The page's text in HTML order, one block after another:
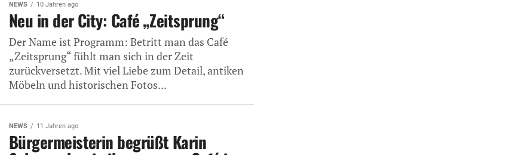
NEWS 10 Jahren ago
Neu in der City: Café „Zeitsprung“
Der Name ist Programm: Betritt man das Café
„Zeitsprung“ fühlt man sich in der Zeit
zurückversetzt. Mit viel Liebe zum Detail, antiken
Möbeln und historischen Fotos...
NEWS 11 Jahren ago
Bürgermeisterin begrüßt Karin